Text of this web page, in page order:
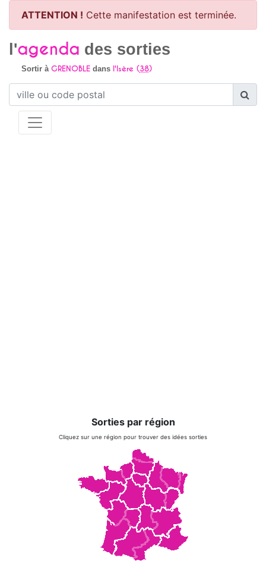
ATTENTION ! Cette manifestation est terminée.
l'agenda des sorties
Sortir à GRENOBLEdans l'Isère (38)
Sorties par région
Cliquez sur une région pour trouver des idées sorties